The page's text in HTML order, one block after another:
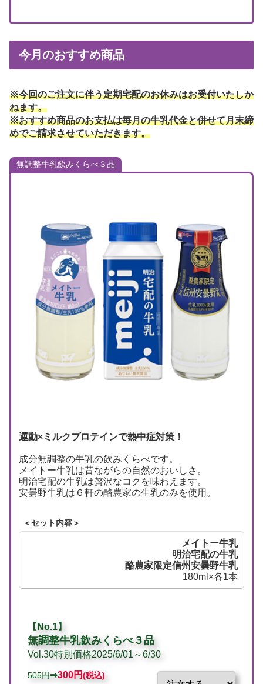
今月のおすすめ商品
※今回のご注文に伴う定期宅配のお休みはお受付いたしか
ねます。
※おすすめ商品のお支払は毎月の牛乳代金と併せて月末締
めでご請求させていただきます。
無調整牛乳飲みくらべ３品
運動×ミルクプロテインで熱中症対策！
成分無調整の牛乳の飲みくらべです。
メイトー牛乳は昔ながらの自然のおいしさ。
明治宅配の牛乳は贅沢なコクを味わえます。
安曇野牛乳は６軒の酪農家の生乳のみを使用。
＜セット内容＞
メイトー牛乳
明治宅配の牛乳
酪農家限定信州安曇野牛乳
180ml×各1本
【No.1】
無調整牛乳飲みくらべ３品
Vol.30特別価格2025/6/01～6/30
505円➡300円(税込)